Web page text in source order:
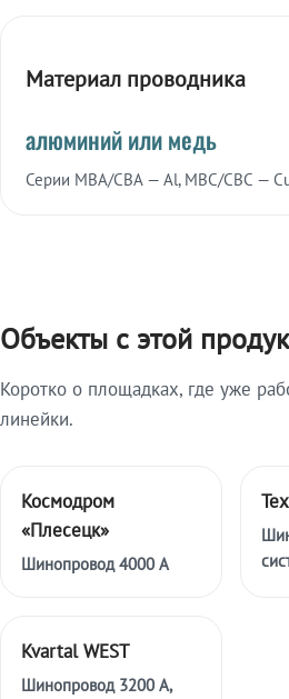
Материал проводника
алюминий или медь
Серии МВА/СВА — Al, МВС/СВС —
Объекты с этой
Коротко о площадках, где уже
линейки.
Космодром
«Плесецк»
Шинопровод 4000 А
Kvartal WEST
Шинопровод 3200 А,